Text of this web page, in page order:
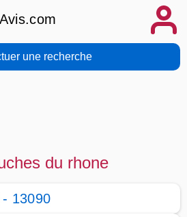
une recherche
du rhone
13090